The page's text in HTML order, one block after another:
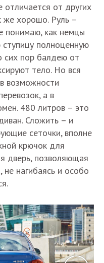
от других
же хорошо. Руль –
понимаю, как немцы
полноценную
сих пор балдею от
тело. Но вся
возможности
а в
480 литров – это
Сложить – и
сеточки, вполне
крючок для
дверь, позволяющая
не нагибаясь и особо